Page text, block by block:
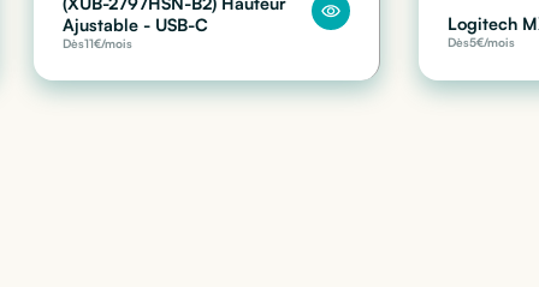
Ajustable - USB-C
Dès11€/mois
Logitech
Dès5€/mois